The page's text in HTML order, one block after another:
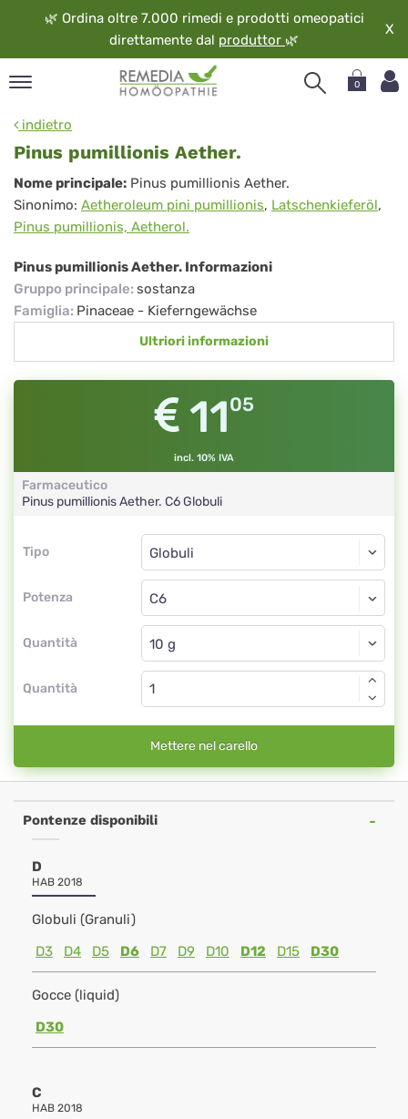
🌿 Ordina oltre 7.000 rimedi e prodotti omeopatici
direttamente dal produttor 🌿
X
0
indietro
Pinus pumillionis Aether.
Pinus
pumillionis
Aether.
Nome principale: Pinus pumillionis Aether.
Sinonimo: Aetheroleum pini pumillionis, Latschenkieferöl,
Pinus pumillionis, Aetherol.
Pinus pumillionis Aether. Informazioni
Gruppo principale: sostanza
Famiglia: Pinaceae - Kieferngewächse
Ultriori informazioni
1105
incl. 10% IVA
Farmaceutico
Pinus pumillionis Aether. C6Globuli
Tipo
Tipo
Potenza
Globuli
C6
Quantità
Globuli
Quantità
Mettere nel carello
Pontenze disponibili
D
HAB 2018
Globuli (Granuli)
D3
D4 D5 D6 D7 D9 D10 D12 D15 D30
Gocce (liquid)
D30
C
HAB 2018